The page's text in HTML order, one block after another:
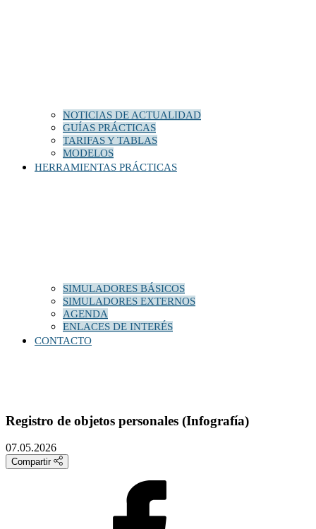
NOTICIAS DE ACTUALIDAD
GUÍAS PRÁCTICAS
TARIFAS Y TABLAS
MODELOS
HERRAMIENTAS PRÁCTICAS
SIMULADORES BÁSICOS
SIMULADORES EXTERNOS
AGENDA
ENLACES DE INTERÉS
CONTACTO
Registro de objetos personales (Infografía)
07.05.2026
Compartir